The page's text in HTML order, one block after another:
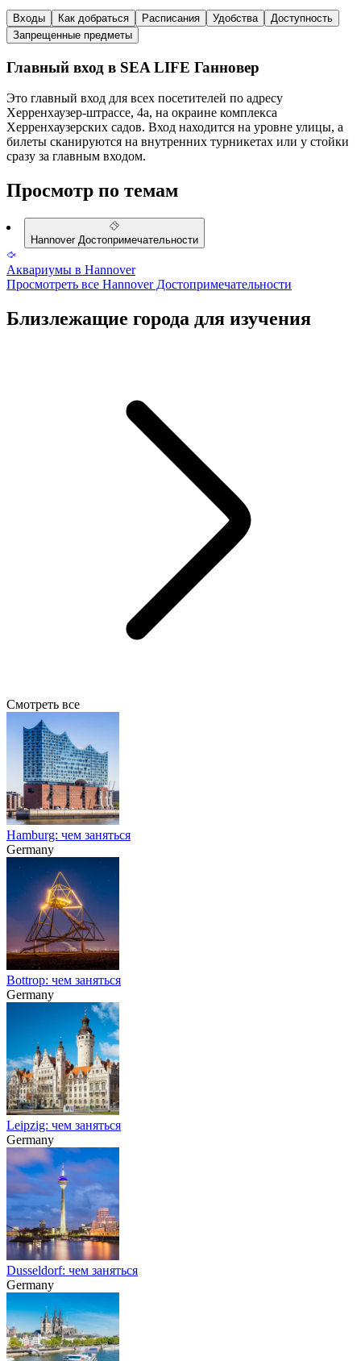
Входы Как добраться Расписания Удобства
Доступность
Запрещенные предметы
Главный вход в SEA LIFE Ганновер
Это главный вход для всех посетителей по адресу
Херренхаузер-штрассе, 4а, на окраине комплекса
Херренхаузерских садов. Вход находится на уровне улицы, а
билеты сканируются на внутренних турникетах или у стойки
сразу за главным входом.
Просмотр по темам
Hannover Достопримечательности
Аквариумы в Hannover
Просмотреть все Hannover Достопримечательности
Близлежащие города для изучения
Смотреть все
Hamburg: чем заняться
Germany
Bottrop: чем заняться
Germany
Leipzig: чем заняться
Germany
Dusseldorf: чем заняться
Germany